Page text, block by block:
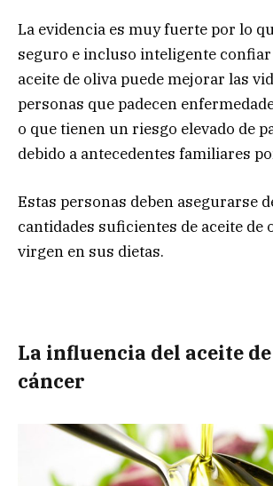
La evidencia es muy fuerte por lo
seguro e incluso inteligente confiar
aceite de oliva puede mejorar las
personas que padecen
o que tienen un riesgo elevado de
debido a antecedentes familiares
Estas personas deben asegurarse
cantidades suficientes de aceite de
virgen en sus dietas.
La influencia del aceite
cáncer